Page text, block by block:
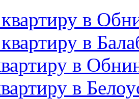
в
в
в
в